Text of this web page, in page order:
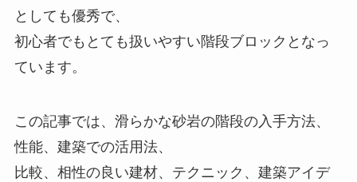
としても優秀で、
初心者でもとても扱いやすい階段ブロックとなっ
ています。
この記事では、滑らかな砂岩の階段の入手方法、
性能、建築での活用法、
比較、相性の良い建材、テクニック、建築アイデ